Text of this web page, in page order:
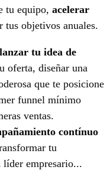
tu equipo, acelerar
tus objetivos anuales.
tu idea de
oferta, diseñar una
que te posicione
funnel mínimo
ventas.
contínuo
tu
líder empresario...